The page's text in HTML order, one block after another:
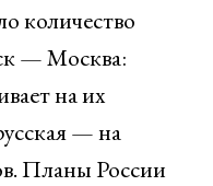
количество
— Москва:
на их
— на
Планы России